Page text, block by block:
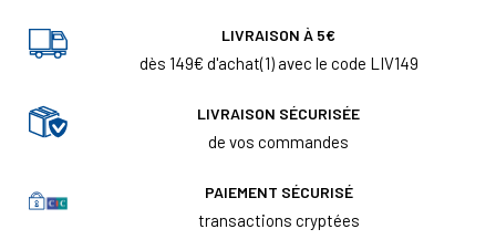
LIVRAISON À 5€
dès 149€ d'achat(1) avec le code LIV149
LIVRAISON SÉCURISÉE
de vos commandes
PAIEMENT SÉCURISÉ
transactions cryptées